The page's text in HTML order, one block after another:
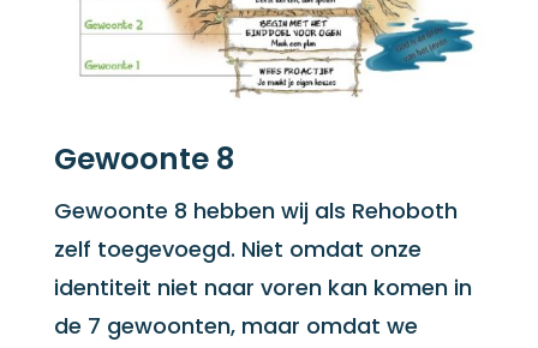
Gewoonte 8
Gewoonte 8 hebben wij als Rehoboth
zelf toegevoegd. Niet omdat onze
identiteit niet naar voren kan komen in
de 7 gewoonten, maar omdat we